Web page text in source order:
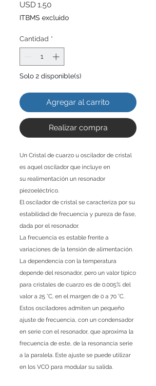
USD 1.50
ITBMS excluido
Cantidad *
Solo 2 disponible(s)
Agregar al carrito
Realizar compra
Un Cristal de cuarzo u oscilador de cristal
es aquel oscilador que incluye en
su realimentación un resonador
piezoeléctrico.
El oscilador de cristal se caracteriza por su
estabilidad de frecuencia y pureza de fase,
dada por el resonador.
La frecuencia es estable frente a
variaciones de la tensión de alimentación.
La dependencia con la temperatura
depende del resonador, pero un valor típico
para cristales de cuarzo es de 0.005% del
valor a 25 °C, en el margen de 0 a 70 °C.
Estos osciladores admiten un pequeño
ajuste de frecuencia, con un condensador
en serie con el resonador, que aproxima la
frecuencia de este, de la resonancia serie
a la paralela. Este ajuste se puede utilizar
en los VCO para modular su salida.